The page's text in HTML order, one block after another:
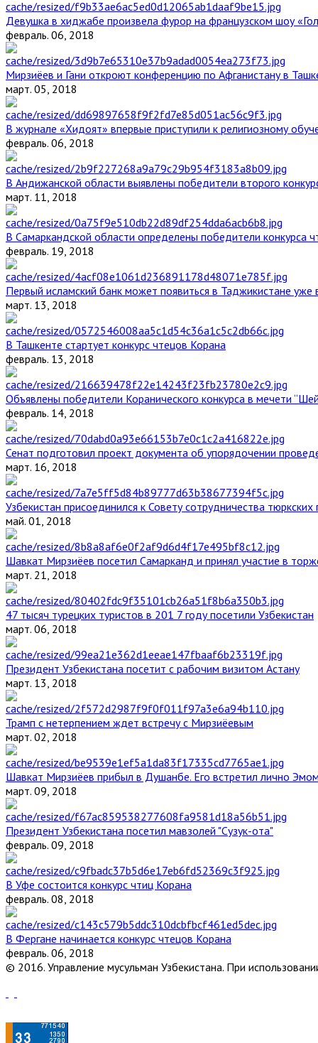
Девушка в хиджабе произвела фурор на французском шоу
февраль. 06, 2018
Мирзиёев и Гани откроют конференцию по Афганистану в
март. 05, 2018
В журнале «Хидоят» впервые приступили к религиозному
февраль. 06, 2018
В Андижанской области выявлены победители второго
март. 11, 2018
В Самаркандской области определены победители конкурса
февраль. 19, 2018
Первый исламский банк может появиться в Таджикистане уже
март. 13, 2018
В Ташкенте стартует конкурс чтецов Корана
февраль. 13, 2018
Объявлены победители Коранического конкурса в мечети
февраль. 14, 2018
Сенат подготовил проект документа об упорядочении
март. 16, 2018
Узбекистан присоединился к Совету сотрудничества тюркских
май. 01, 2018
Шавкат Мирзиёев посетил Самарканд и принял участие в
март. 21, 2018
47 тысяч турецких туристов в 201 7 году посетили Узбекистан
март. 06, 2018
Президент Узбекистана посетит с рабочим визитом Астану
март. 13, 2018
Трамп с нетерпением ждет встречу с Мирзиёевым
март. 02, 2018
Шавкат Мирзиёев прибыл в Душанбе. Его встретил лично
март. 09, 2018
Президент Узбекистана посетил мавзолей "Сузук-ота"
февраль. 09, 2018
В Уфе состоится конкурс чтиц Корана
февраль. 08, 2018
В Фергане начинается конкурс чтецов Корана
февраль. 06, 2018
© 2016. Управление мусульман Узбекистана. При